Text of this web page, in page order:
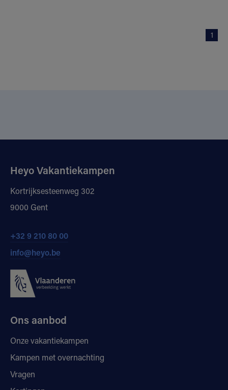
1
Heyo Vakantiekampen
Kortrijksesteenweg 302
9000 Gent
+32 9 210 80 00
info@heyo.be
Ons aanbod
Onze vakantiekampen
Kampen met overnachting
Vragen